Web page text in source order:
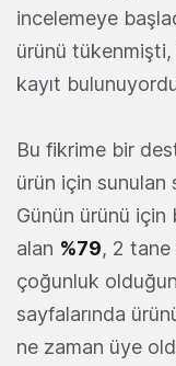
incelemeye
ürünü
kayıt
Bu fikrime bir
ürün için sunulan
Günün ürünü için
alan %79, 2 tane
çoğunluk
sayfalarında
ne zaman üye